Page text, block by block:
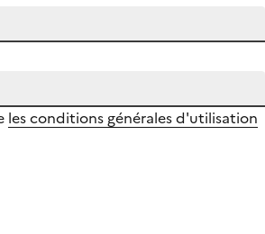
les conditions générales d'utilisation